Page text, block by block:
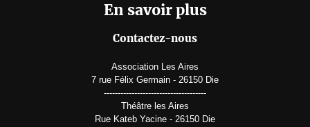
En savoir plus
Contactez-nous
Association Les Aires
7 rue Félix Germain - 26150 Die
-------------------------------------
Théâtre les Aires
Rue Kateb Yacine - 26150 Die